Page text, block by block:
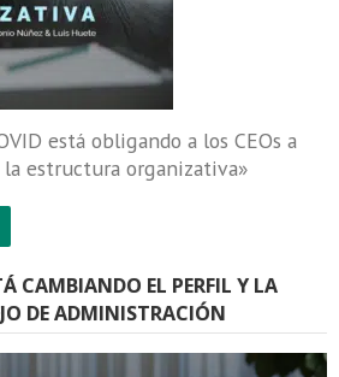
está obligando a los CEOs a
estructura organizativa»
CAMBIANDO EL PERFIL Y LA
DE ADMINISTRACIÓN